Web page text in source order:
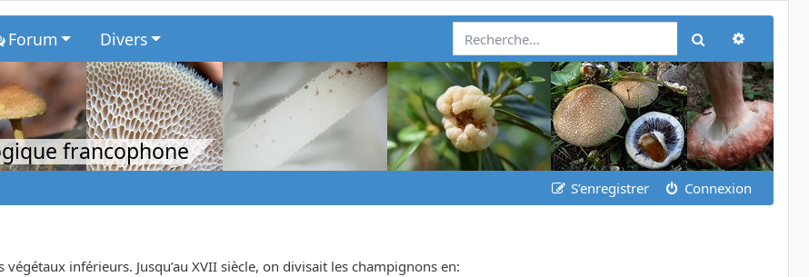
Forum Divers Rechercher
francophone
S’enregistrer Connexion
inférieurs. Jusqu’au XVII siècle, on divisait les champignons en: